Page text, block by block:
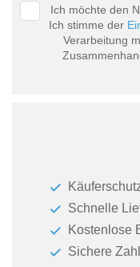
Ich möchte den
Ich stimme der
Verarbeitung
Schnelle
Kostenlose
Sichere